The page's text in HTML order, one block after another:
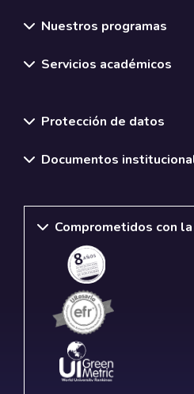
Nuestros programas
Servicios académicos
Protección de datos
Documentos
Comprometidos con